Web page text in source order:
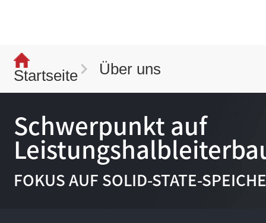
Startseite Über uns
Schwerpunkt auf
FOKUS AUF SOLID-STATE-